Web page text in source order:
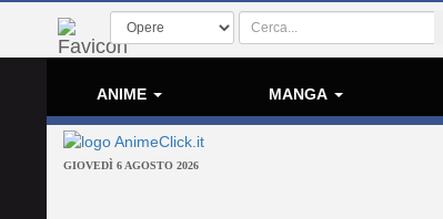
ANIME MANGA
GIOVEDÌ 6 AGOSTO 2026